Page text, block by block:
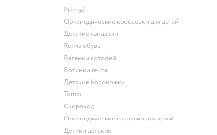
Primigi
Ортопедические кроссовки для детей
Детские сандалии
Reima обувь
Валенки котофей
Ботинки reima
Детские босоножки
Tombi
Скороход
Ортопедические сандалии для детей
Дутики детские